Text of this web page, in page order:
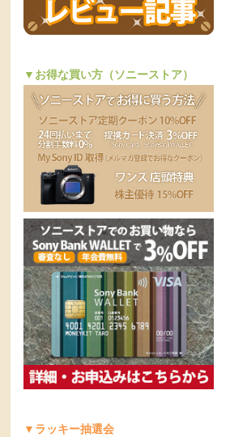
▼お得な買い方（ソニーストア）
▼ラッキー抽選会